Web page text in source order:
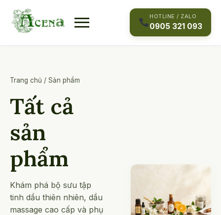
content
HOTLINE / ZALO
0905 321 093
Trang chủ / Sản phẩm
Tất cả
sản
phẩm
Khám phá bộ sưu tập
tinh dầu thiên nhiên, dầu
massage cao cấp và phụ